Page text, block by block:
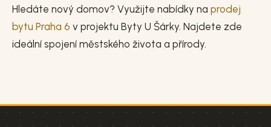
Hledáte nový domov? Využijte nabídky na prodej
bytu Praha 6 v projektu Byty U Šárky. Najdete zde
ideální spojení městského života a přírody.